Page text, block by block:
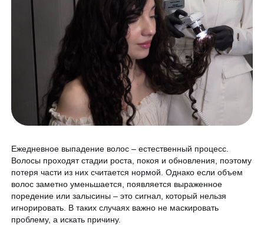
УЗИ
Лазерная эпиляция
Массаж и обёртывание
Сертификаты
Программа лояльности
QC Магазин
О клинике
Вакансии
Оборудование
Программа лояльности
СМИ о нас
Контакты
8 800 775 40 40
Ежедневное выпадение волос – естественный процесс.
Волосы проходят стадии роста, покоя и обновления, поэтому
потеря части из них считается нормой. Однако если объем
волос заметно уменьшается, появляется выраженное
поредение или залысины – это сигнал, который нельзя
игнорировать. В таких случаях важно не маскировать
проблему, а искать причину.